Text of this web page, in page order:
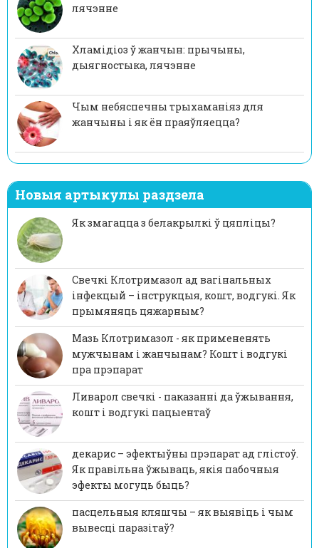
лячэнне
Хламідіоз ў жанчын: прычыны,
дыягностыка, лячэнне
Чым небяспечны трыхаманіяз для
жанчыны і як ён праяўляецца?
Новыя артыкулы раздзела
Як змагацца з белакрылкі ў цяпліцы?
Свечкі Клотримазол ад вагінальных
інфекцый – інструкцыя, кошт, водгукі. Як
прымяняць цяжарным?
Мазь Клотримазол - як примененять
мужчынам і жанчынам? Кошт і водгукі
пра прэпарат
Ливарол свечкі - паказанні да ўжывання,
кошт і водгукі пацыентаў
декарис – эфектыўны прэпарат ад глістоў.
Як правільна ўжываць, якія пабочныя
эфекты могуць быць?
пасцельныя кляшчы – як выявіць і чым
вывесці паразітаў?